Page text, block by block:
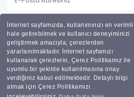
İnternet sayfamızda, kullanımınızı en verimli
hale getirebilmek ve kullanıcı deneyiminizi
geliştirmek amacıyla; çerezlerden
yararlanılmaktadır. İnternet sayfamızı
kullanarak çerezlerin, Çerez Politikamız ile
uyumlu bir şekilde kullanılmasına onay
verdiğiniz kabul edilmektedir. Detaylı bilgi
almak için Çerez Politikamızı